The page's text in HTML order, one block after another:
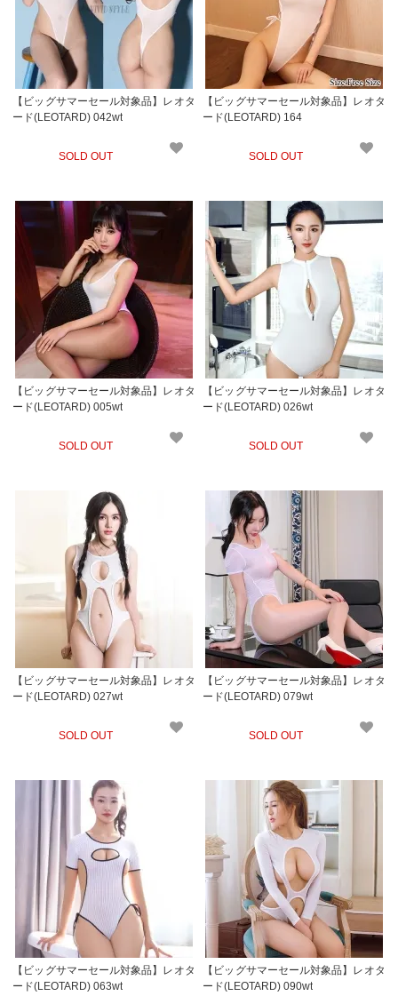
【ビッグサマーセール対象品】レオタ
ード(LEOTARD) 042wt
SOLD OUT
【ビッグサマーセール対象品】レオタ
ード(LEOTARD) 164
SOLD OUT
【ビッグサマーセール対象品】レオタ
ード(LEOTARD) 005wt
SOLD OUT
【ビッグサマーセール対象品】レオタ
ード(LEOTARD) 026wt
SOLD OUT
【ビッグサマーセール対象品】レオタ
ード(LEOTARD) 027wt
SOLD OUT
【ビッグサマーセール対象品】レオタ
ード(LEOTARD) 079wt
SOLD OUT
【ビッグサマーセール対象品】レオタ
ード(LEOTARD) 063wt
【ビッグサマーセール対象品】レオタ
ード(LEOTARD) 090wt